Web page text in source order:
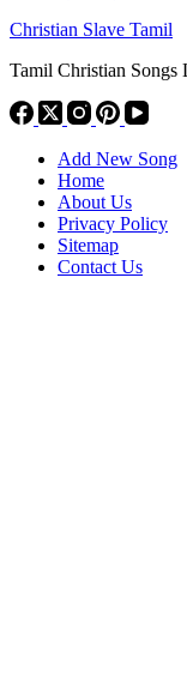
Christian Slave Tamil
Tamil Christian Songs
Add New Song
Home
About Us
Privacy Policy
Sitemap
Contact Us